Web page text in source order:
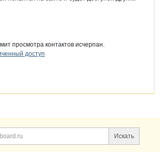
просмотра контактов исчерпан.
доступ
информация
Поиск по сайту и
Искать